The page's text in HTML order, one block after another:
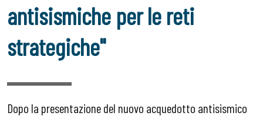
antisismiche per le reti
strategiche"
Dopo la presentazione del nuovo acquedotto antisismico